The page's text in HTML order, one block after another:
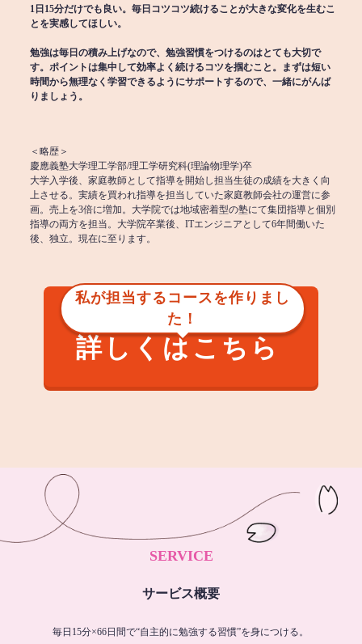
1日15分だけでも良い。毎日コツコツ続けることが大きな変化を生むこ
とを実感してほしい。
勉強は毎日の積み上げなので、勉強習慣をつけるのはとても大切で
す。ポイントは集中して効率よく続けるコツを掴むこと。まずは短い
時間から無理なく学習できるようにサポートするので、一緒にがんば
りましょう。
＜略歴＞
慶應義塾大学理工学部/理工学研究科(理論物理学)卒
大学入学後、家庭教師として指導を開始し担当生徒の成績を大きく向
上させる。実績を買われ指導を担当していた家庭教師会社の運営に参
画。売上を3倍に増加。大学院では地域密着型の塾にて集団指導と個別
指導の両方を担当。大学院卒業後、ITエンジニアとして6年間働いた
後、独立。現在に至ります。
私が担当するコースを作りまし
た！
詳しくはこちら
SERVICE
サービス概要
毎日15分×66日間で“自主的に勉強する習慣”を身につける。